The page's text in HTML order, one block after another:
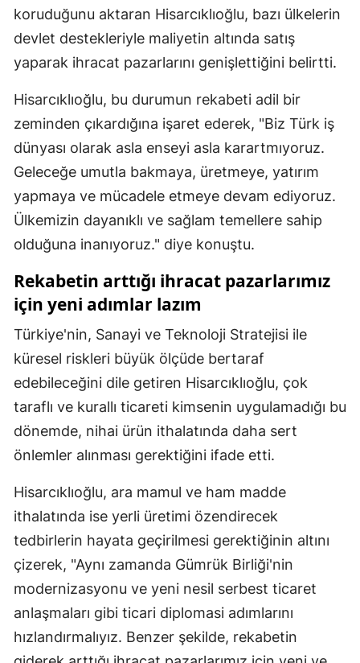
koruduğunu aktaran Hisarcıklıoğlu, bazı ülkelerin
devlet destekleriyle maliyetin altında satış
yaparak ihracat pazarlarını genişlettiğini belirtti.
Hisarcıklıoğlu, bu durumun rekabeti adil bir
zeminden çıkardığına işaret ederek, "Biz Türk iş
dünyası olarak asla enseyi asla karartmıyoruz.
Geleceğe umutla bakmaya, üretmeye, yatırım
yapmaya ve mücadele etmeye devam ediyoruz.
Ülkemizin dayanıklı ve sağlam temellere sahip
olduğuna inanıyoruz." diye konuştu.
Rekabetin arttığı ihracat pazarlarımız
için yeni adımlar lazım
Türkiye'nin, Sanayi ve Teknoloji Stratejisi ile
küresel riskleri büyük ölçüde bertaraf
edebileceğini dile getiren Hisarcıklıoğlu, çok
taraflı ve kurallı ticareti kimsenin uygulamadığı bu
dönemde, nihai ürün ithalatında daha sert
önlemler alınması gerektiğini ifade etti.
Hisarcıklıoğlu, ara mamul ve ham madde
ithalatında ise yerli üretimi özendirecek
tedbirlerin hayata geçirilmesi gerektiğinin altını
çizerek, "Aynı zamanda Gümrük Birliği'nin
modernizasyonu ve yeni nesil serbest ticaret
anlaşmaları gibi ticari diplomasi adımlarını
hızlandırmalıyız. Benzer şekilde, rekabetin